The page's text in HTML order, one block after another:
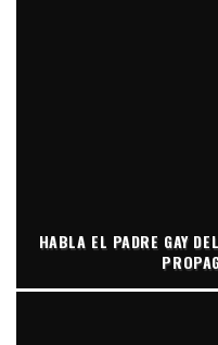
HABLA EL PADRE GAY